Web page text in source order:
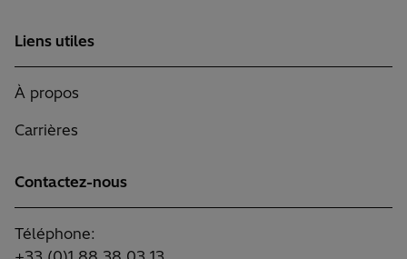
Liens utiles
À propos
Carrières
Contactez-nous
Téléphone: